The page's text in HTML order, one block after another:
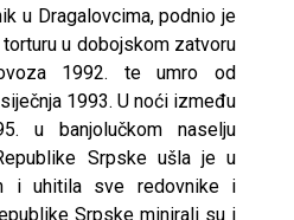
u Dragalovcima, podnio je
u dobojskom zatvoru
1992. te umro od
1993. U noći između
u banjolučkom naselju
Srpske ušla je u
i uhitila sve redovnike i
Srpske minirali su i